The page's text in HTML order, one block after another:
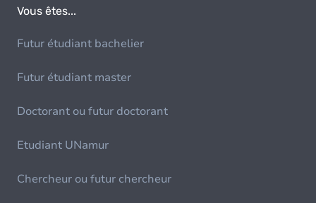
Vous êtes...
Futur étudiant bachelier
Futur étudiant master
Doctorant ou futur doctorant
Etudiant UNamur
Chercheur ou futur chercheur